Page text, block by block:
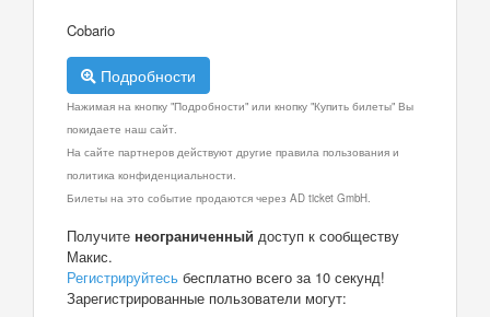
Cobario
Подробности
Нажимая на кнопку "Подробности" или кнопку "Купить билеты" Вы
покидаете наш сайт.
На сайте партнеров действуют другие правила пользования и
политика конфиденциальности.
Билеты на это событие продаются через AD ticket GmbH.
Получите неограниченный доступ к сообществу
Макис.
Регистрируйтесь бесплатно всего за 10 секунд!
Зарегистрированные пользователи могут: